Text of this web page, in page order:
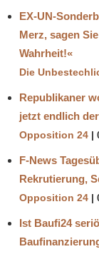
EX-UN-
Merz, sagen
Wahrheit!«
Die
Republikaner
jetzt endlich
Opposition 24
F-News
Rekrutierung,
Opposition 24
Ist Baufi24